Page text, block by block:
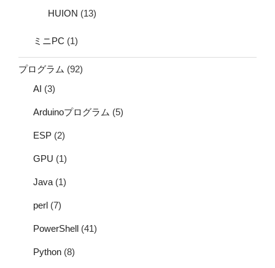
HUION (13)
ミニPC (1)
プログラム (92)
AI (3)
Arduinoプログラム (5)
ESP (2)
GPU (1)
Java (1)
perl (7)
PowerShell (41)
Python (8)